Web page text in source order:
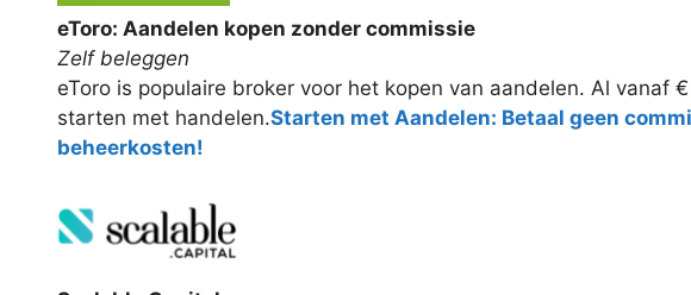
eToro: Aandelen kopen zonder commissie
Zelf beleggen
eToro is populaire broker voor het kopen van aandelen. Al vanaf
starten met handelen.Starten met Aandelen: Betaal geen
beheerkosten!